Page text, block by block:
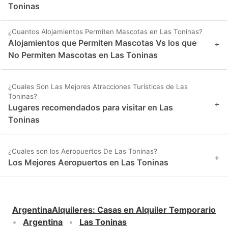
Toninas
¿Cuantos Alojamientos Permiten Mascotas en Las Toninas?
Alojamientos que Permiten Mascotas Vs los que
No Permiten Mascotas en Las Toninas
+
¿Cuales Son Las Mejores Atracciones Turísticas de Las
Toninas?
Lugares recomendados para visitar en Las
Toninas
+
¿Cuales son los Aeropuertos De Las Toninas?
Los Mejores Aeropuertos en Las Toninas +
ArgentinaAlquileres: Casas en Alquiler Temporario
Argentina
Las Toninas